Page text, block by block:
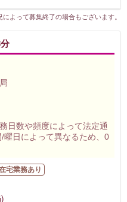
よって募集終了の場合もございます。
日数や頻度によって法定通
曜日によって異なるため、0
宅業務あり